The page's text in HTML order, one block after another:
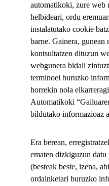
automatikoki, zure web
helbideari, ordu
instalatutako cookie
barne. Gainera, gunean
kontsultatzen dituzun
webgunera bidali
terminoei buruzko
horrekin nola
Automatikoki
bildutako informazioaz
Era berean,
ematen dizkiguzun
(besteak beste, izena,
ordainketari buruzko